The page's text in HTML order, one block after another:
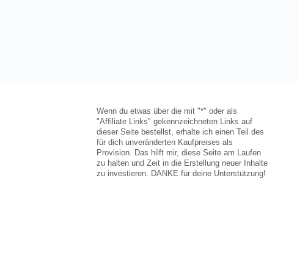
Wenn du etwas über die mit "*" oder als
"Affiliate Links" gekennzeichneten Links auf
dieser Seite bestellst, erhalte ich einen Teil des
für dich unveränderten Kaufpreises als
Provision. Das hilft mir, diese Seite am Laufen
zu halten und Zeit in die Erstellung neuer Inhalte
zu investieren. DANKE für deine Unterstützung!